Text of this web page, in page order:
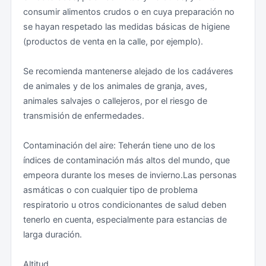
Se deben evitar absolutamente las zonas fronterizas
con Irak, Afganistán y Pakistán, incluso con
cercanas a Nagorno-Karabaj debido a la posibilidad de
que surjan nuevas tensiones.
Debido a la guerra entre Irán e Irak (1980-1988),
zonas fronterizas entre ambos países. Se aconseja
evitar las áreas deshabituadas y no salir de las
carreteras o caminos asfaltados.
Se recomienda evitar la zona litoral del Golfo Pérsico y
del mar de Omán. Es importante mantenerse alejado
de instalaciones y bases militares. Se desaconseja
gestionarla la empresa para la que trabaje con
antelación suficiente. La duración de estos trámites
depende totalmente de las autoridades iraníes y de los
recomienda iniciar los trámites con antelación
suficiente a su fecha de salida de Irán.
La embajada no tiene ninguna capacidad para poder
que se encuentren aquí, ya que ello depende
enteramente de lo que establezcan las autoridades y
las leyes de Irán.
Custodia de pasaportes y otros documentos de viaje
En el caso de españoles que se encuentren trabajando
consumir alimentos crudos o en cuya preparación no
se hayan respetado las medidas básicas de higiene
(productos de venta en la calle, por ejemplo).
Se recomienda mantenerse alejado de los cadáveres
de animales y de los animales de granja, aves,
animales salvajes o callejeros, por el riesgo de
transmisión de enfermedades.
Contaminación del aire: Teherán tiene uno de los
índices de contaminación más altos del mundo, que
empeora durante los meses de invierno.Las personas
asmáticas o con cualquier tipo de problema
respiratorio u otros condicionantes de salud deben
tenerlo en cuenta, especialmente para estancias de
larga duración.
Altitud